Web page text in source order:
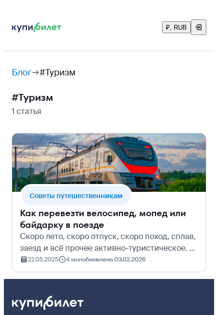
₽, RUB
Блог #Туризм
#Туризм
1 статья
Cоветы путешественникам
Как перевезти велосипед, мопед или
байдарку в поезде
Скоро лето, скоро отпуск, скоро поход, сплав,
заезд и всё прочее активно-туристическое. И
новоявленные покорители рек, порогов и
трасс задаются вопросом: «А как доставить
22.05.2025 4 минобновлено 03.02.2026